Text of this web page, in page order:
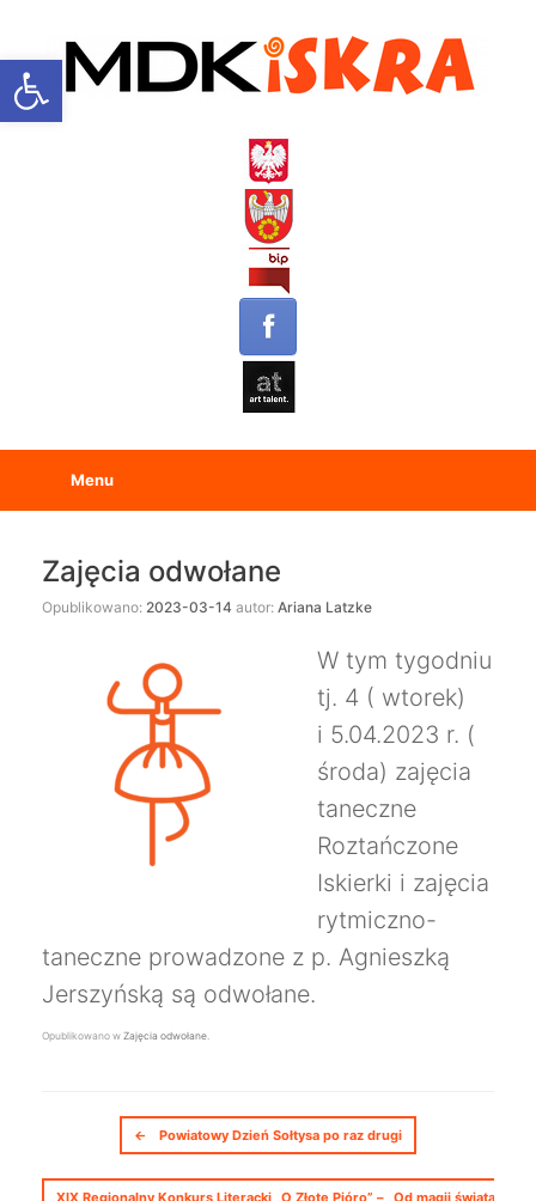
Open toolbar
Menu
Zajęcia odwołane
Opublikowano: 2023-03-14 autor: Ariana Latzke
W tym tygodniu
tj. 4 ( wtorek)
i 5.04.2023 r. (
środa) zajęcia
taneczne
Roztańczone
Iskierki i zajęcia
rytmiczno-
taneczne prowadzone z p. Agnieszką
Jerszyńską są odwołane.
Opublikowano w Zajęcia odwołane
Nawigacja postów
← Powiatowy Dzień Sołtysa po raz drugi
XIX Regionalny Konkurs Literacki „O Złote Pióro” – „Od magii świata do